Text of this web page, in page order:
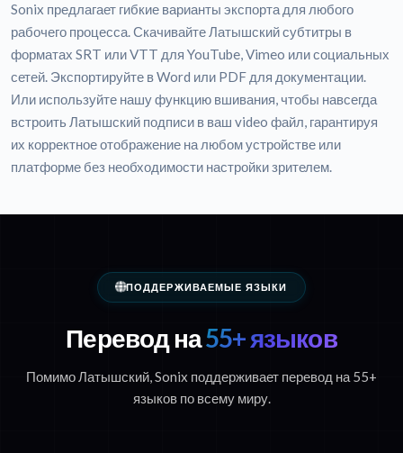
Sonix предлагает гибкие варианты экспорта для любого
рабочего процесса. Скачивайте Латышский субтитры в
форматах SRT или VTT для YouTube, Vimeo или социальных
сетей. Экспортируйте в Word или PDF для документации.
Или используйте нашу функцию вшивания, чтобы навсегда
встроить Латышский подписи в ваш video файл, гарантируя
их корректное отображение на любом устройстве или
платформе без необходимости настройки зрителем.
ПОДДЕРЖИВАЕМЫЕ ЯЗЫКИ
Перевод на55+ языков
Помимо Латышский, Sonix поддерживает перевод на 55+
языков по всему миру.